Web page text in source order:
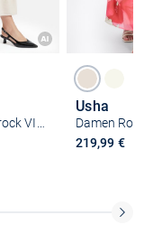
Usha
Damen Rock
219,99 €